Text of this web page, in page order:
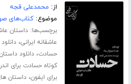
از: محمدعلی قجه
موضوع:کتاب‌های
برچسب‌ها:داستان
عاشقانه ایرانی،
حسادت،دانلود
کوتاه حسادت برای
برای ایفون،داستان